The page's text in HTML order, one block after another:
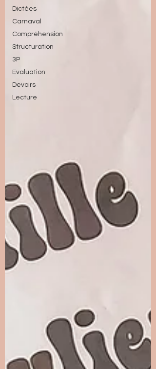
Dictées
Carnaval
Compréhension
Structuration
3P
Evaluation
Devoirs
Lecture